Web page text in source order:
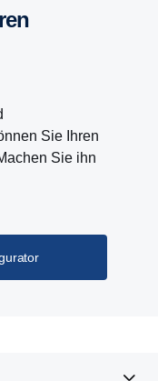
Sie Ihren
Sie ihn